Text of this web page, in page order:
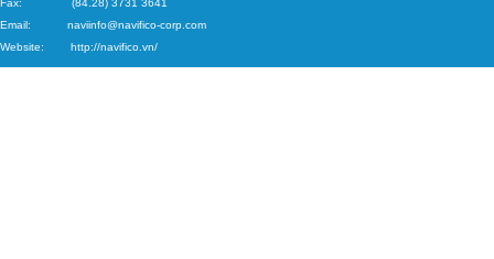
Fax: (84.28) 3731 3641
Email: naviinfo@navifico-corp.com
Website: http://navifico.vn/